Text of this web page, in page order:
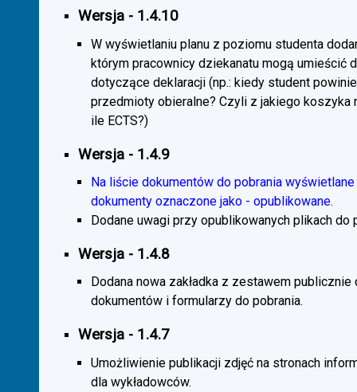
Wersja - 1.4.10
W wyświetlaniu planu z poziomu studenta
którym pracownicy dziekanatu mogą umieścić
dotyczące deklaracji (np.: kiedy student
przedmioty obieralne? Czyli z jakiego koszyka
ile ECTS?)
Wersja - 1.4.9
Na liście dokumentów do pobrania
dokumenty oznaczone jako - opublikowane.
Dodane uwagi przy opublikowanych plikach do
Wersja - 1.4.8
Dodana nowa zakładka z zestawem publicznie
dokumentów i formularzy do pobrania.
Wersja - 1.4.7
Umożliwienie publikacji zdjęć na stronach
dla wykładowców.